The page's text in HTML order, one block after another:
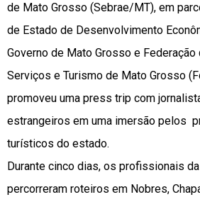
de Mato Grosso (Sebrae/MT), em
de Estado de Desenvolvimento
Governo de Mato Grosso e
Serviços e Turismo de Mato Grosso
promoveu uma press trip com
estrangeiros em uma imersão pelos
turísticos do estado.
Durante cinco dias, os profissionais
percorreram roteiros em Nobres,